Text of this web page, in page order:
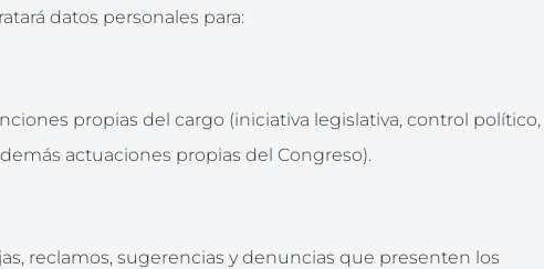
datos personales para:
propias del cargo (iniciativa legislativa, control político,
actuaciones propias del Congreso).
reclamos, sugerencias y denuncias que presenten los